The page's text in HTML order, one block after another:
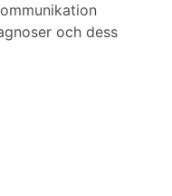
och dess